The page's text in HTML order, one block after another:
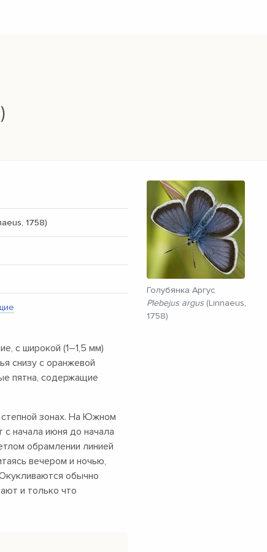
1758)
с широкой (1–1,5 мм)
снизу с оранжевой
пятна, содержащие
степной зонах. На Южном
начала июня до начала
обрамлении линией
вечером и ночью,
обычно
и только что
Голубянка Аргус
Plebejus argus (Linnaeus,
1758)